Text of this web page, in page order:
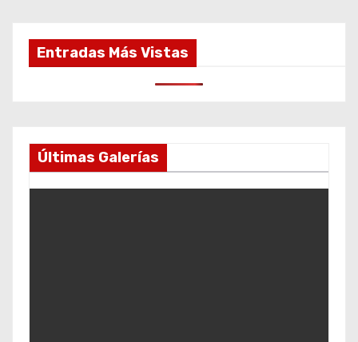
Entradas Más Vistas
Últimas Galerías